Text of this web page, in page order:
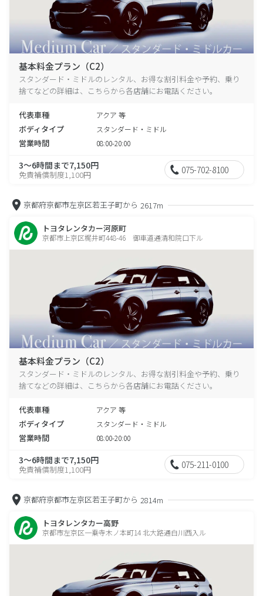
基本料金プラン（C2）
スタンダード・ミドルのレンタル、お得な割引料金や予約、乗り
捨てなどの詳細は、こちらから各店舗にお電話ください。
代表車種 アクア 等
ボディタイプ スタンダード・ミドル
営業時間 08:00-20:00
3～6時間まで7,150円
免責補償制度1,100円 075-702-8100
京都府京都市左京区若王子町から 2617m
トヨタレンタカー河原町
京都市上京区梶井町448-46 御車道通清和院口下ル
基本料金プラン（C2）
スタンダード・ミドルのレンタル、お得な割引料金や予約、乗り
捨てなどの詳細は、こちらから各店舗にお電話ください。
代表車種 アクア 等
ボディタイプ スタンダード・ミドル
営業時間 08:00-20:00
3～6時間まで7,150円
免責補償制度1,100円 075-211-0100
京都府京都市左京区若王子町から 2814m
トヨタレンタカー高野
京都市左京区一乗寺木ノ本町14 北大路通白川西入ル